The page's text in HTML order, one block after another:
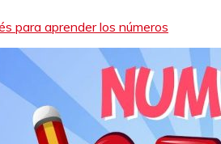
para aprender los números